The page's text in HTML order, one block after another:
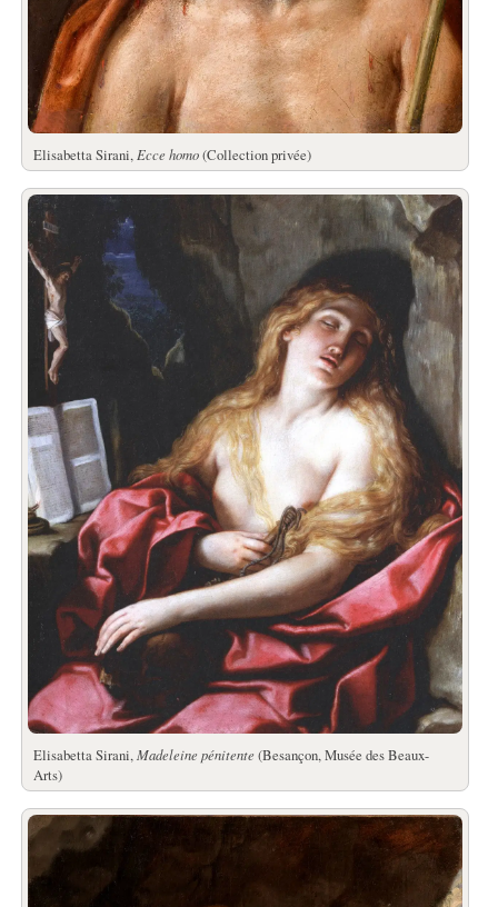
Elisabetta Sirani, Ecce homo(Collection privée)
Elisabetta Sirani,Madeleine pénitente (Besançon, Musée des Beaux-
Arts)